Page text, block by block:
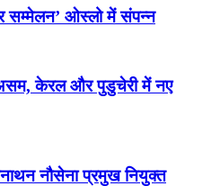
18 जुलाई 2026
15 जुलाई 2026
सम्मेलन’ ओस्लो में संपन्न
केरल और पुडुचेरी में नए
नौसेना प्रमुख नियुक्त